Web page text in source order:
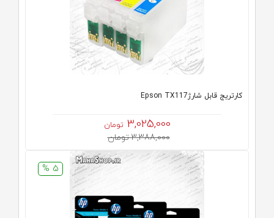
کارتریج قابل شارژEpson TX117
3,025,000 تومان
3,388,000 تومان
5 %